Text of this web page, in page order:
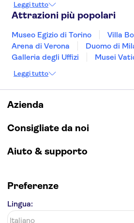
Bologna
Malta Genova
Leggi tutto
Attrazioni più popolari
Museo Egizio di Torino
Villa
Arena di Verona
Duomo di
Galleria degli Uffizi
Musei
Museo del Louvre
Teatro alla Scala
Sagrada
Pantheon
Napoli Sotterranea
Leggi tutto
Azienda
Consigliate da noi
Aiuto & supporto
Preferenze
Lingua: